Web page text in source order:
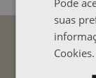
suas
Cookies.